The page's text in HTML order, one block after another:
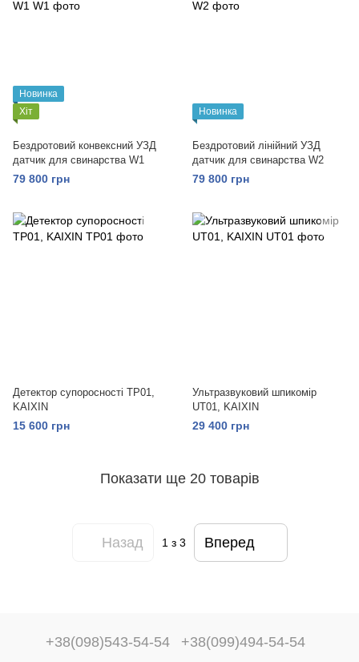
Новинка
Хіт
Бездротовий конвексний УЗД
датчик для свинарства W1
79 800 грн
Новинка
Бездротовий лінійний УЗД
датчик для свинарства W2
79 800 грн
Детектор супоросності ТР01,
KAIXIN
15 600 грн
Ультразвуковий шпикомір
UT01, KAIXIN
29 400 грн
Показати ще 20 товарів
Назад 1з 3 Вперед
+38(098)543-54-54
+38(099)494-54-54